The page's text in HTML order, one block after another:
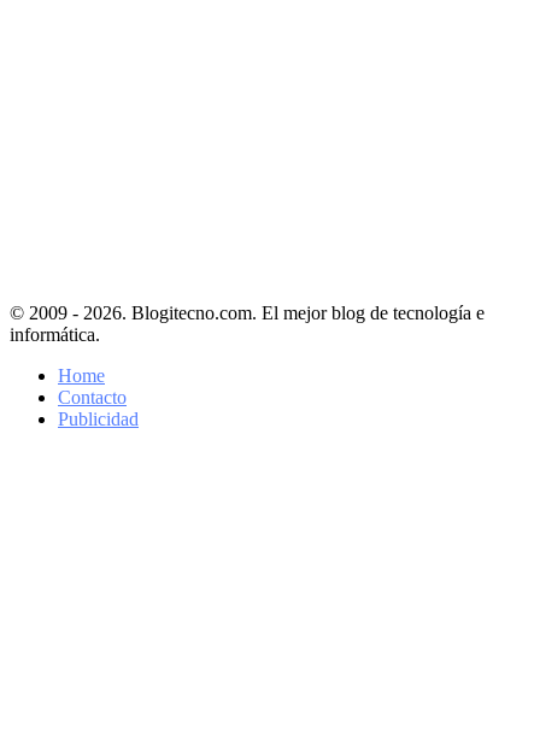
© 2009 - 2026. Blogitecno.com. El mejor blog de tecnología e
informática.
Home
Contacto
Publicidad